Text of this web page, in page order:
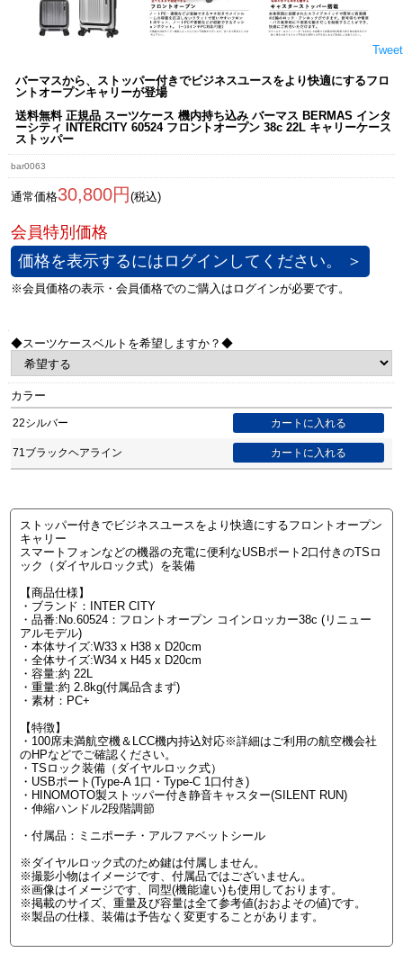
Tweet
バーマスから、ストッパー付きでビジネスユースをより快適にするフロ
ントオープンキャリーが登場
送料無料 正規品 スーツケース 機内持ち込み バーマス BERMAS インタ
ーシティ INTERCITY 60524 フロントオープン 38c 22L キャリーケース
ストッパー
bar0063
通常価格30,800円 (税込)
価格を表示するにはログインしてください。 ＞
◆スーツケースベルトを希望しますか？◆
カラー
22シルバー
71ブラックヘアライン
ストッパー付きでビジネスユースをより快適にするフロントオープン
キャリー
スマートフォンなどの機器の充電に便利なUSBポート2口付きのTSロ
ック（ダイヤルロック式）を装備
【商品仕様】
・ブランド：INTER CITY
・品番:No.60524：フロントオープン コインロッカー38c (リニュー
アルモデル)
・本体サイズ:W33 x H38 x D20cm
・全体サイズ:W34 x H45 x D20cm
・容量:約 22L
・重量:約 2.8kg(付属品含まず)
・素材：PC+
【特徴】
・100席未満航空機＆LCC機内持込対応※詳細はご利用の航空機会社
のHPなどでご確認ください。
・TSロック装備（ダイヤルロック式）
・USBポート(Type-A 1口・Type-C 1口付き)
・HINOMOTO製ストッパー付き静音キャスター(SILENT RUN)
・伸縮ハンドル2段階調節
・付属品：ミニポーチ・アルファベットシール
※ダイヤルロック式のため鍵は付属しません。
※撮影小物はイメージです、付属品ではございません。
※画像はイメージです、同型(機能違い)も使用しております。
※掲載のサイズ、重量及び容量は全て参考値(おおよその値)です。
※製品の仕様、装備は予告なく変更することがあります。